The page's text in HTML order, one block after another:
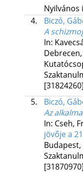
Nyilvános
4.
Biczó,
A
In:
[31824260]
5.
Biczó,
Az
In: Cseh,
jövője a
[31870970]